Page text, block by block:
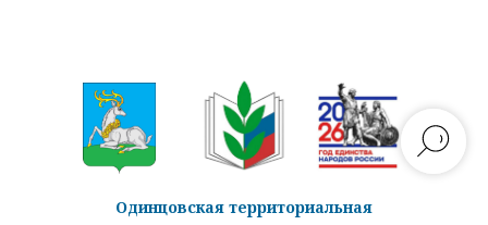
Одинцовская территориальная